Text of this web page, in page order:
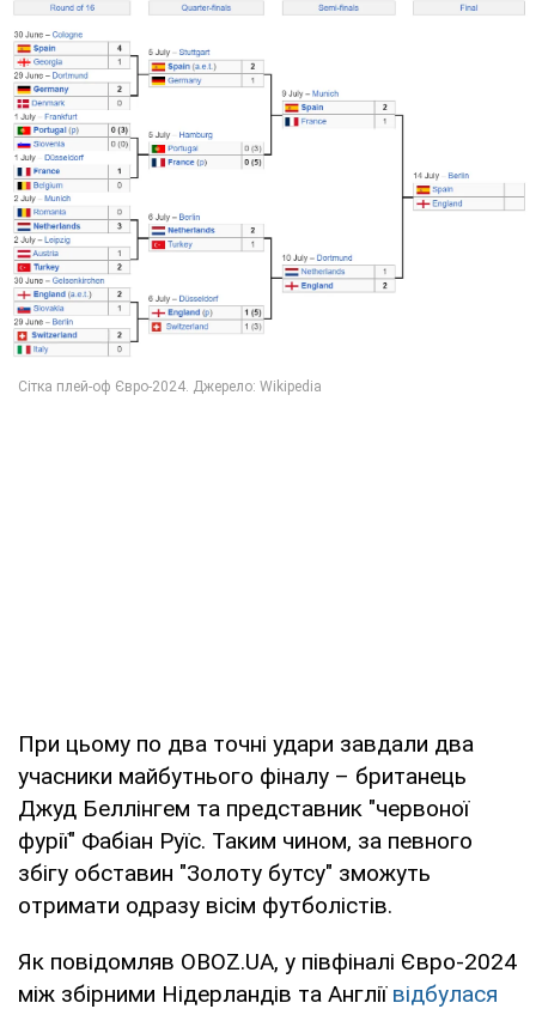
При цьому по два точні удари завдали два
учасники майбутнього фіналу – британець
Джуд Беллінгем та представник "червоної
фурії" Фабіан Руїс. Таким чином, за певного
збігу обставин "Золоту бутсу" зможуть
отримати одразу вісім футболістів.
Як повідомляв OBOZ.UA, у півфіналі Євро-2024
між збірними Нідерландів та Англії відбулася